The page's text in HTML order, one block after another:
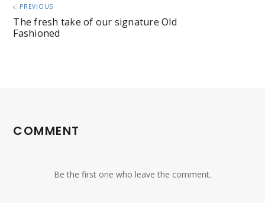
PREVIOUS
The fresh take of our signature Old
Fashioned
COMMENT
Be the first one who leave the comment.